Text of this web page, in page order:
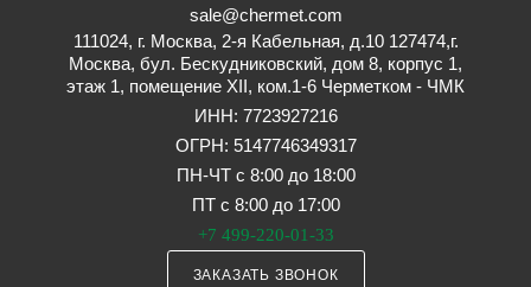
sale@chermet.com
111024, г. Москва, 2-я Кабельная, д.10 127474,г.
Москва, бул. Бескудниковский, дом 8, корпус 1,
этаж 1, помещение XII, ком.1-6 Черметком - ЧМК
ИНН: 7723927216
ОГРН: 5147746349317
ПН-ЧТ с 8:00 до 18:00
ПТ с 8:00 до 17:00
+7 499-220-01-33
ЗАКАЗАТЬ ЗВОНОК